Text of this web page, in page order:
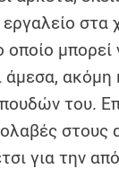
στα
οποίο μπορεί
άμεσα, ακόμη
του.
στους
για την